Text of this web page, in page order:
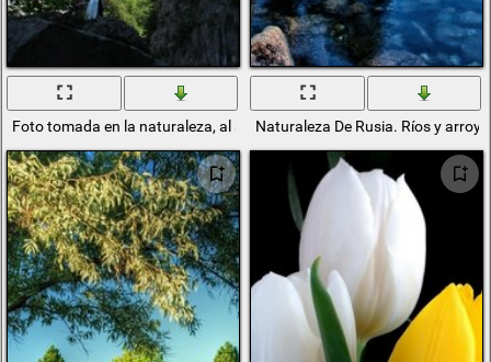
Foto tomada en la naturaleza, al aire libreNaturaleza De Rusia. Ríos y